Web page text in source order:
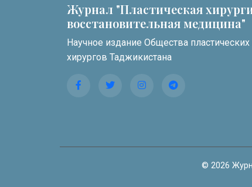
Журнал "Пластическая
восстановительная медицина"
Научное издание Общества пластических
хирургов Таджикистана
© 2026